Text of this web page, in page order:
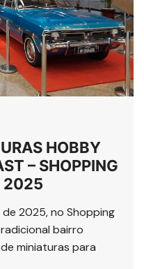
HOBBY
– SHOPPING
2025
2025, no Shopping
bairro
miniaturas para